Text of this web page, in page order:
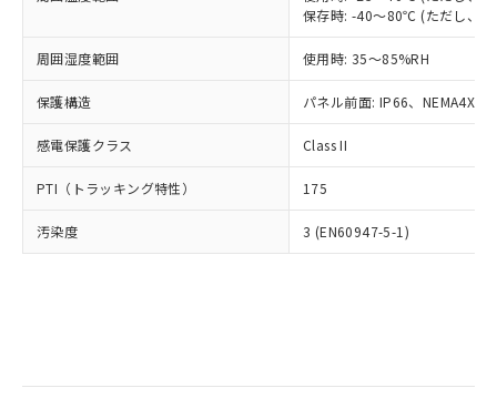
保存時: -40～80℃ (ただし、氷
周囲湿度範囲 使用時: 35～85%RH
保護構造 パネル前面: IP66、NEMA4X,
感電保護クラス Class II
PTI（トラッキング特性） 175
汚染度 3 (EN60947-5-1)
様のお取引先、またはお客様担当のオ
ムロン制御機器販売店・当社販売員に
オムロン制御機器販売店や当社販売拠
販売ネットワーク
」をご確認
在庫状況および標準価格結果を当社の
事前の承諾なく第三者に漏洩または開
示しないようお願いします。
マイパーツ機能（部品リスト作成サー
ビス）をご利用いただくには、I-Web
品・サービスに関するお客様との取
（DBP） 1000ppm以下、フタル酸ジイソブチル
但し、RoHS指令で産業用監視および制御機器に対する
適用除外項目は除く。
フタル酸エステル類の４物質については閾値を超える意
図的な使用がないことを確認しています。
部品在庫の切り替え状況などにより、予定
月が前後することがあります。
イソブチル) : 1000ppm、 BBP(フタル酸ブチルベンジ
DEHP(フタル酸ビス(2-エチルヘキシル)) : 1000ppm
「ｅ」：有害物質（10物質）のすべてが基
準値以下であることを示します。
「10」：通常の使用状況下において有害物
質が外部に漏えいし、環境に深刻な影響を
及ぼさない年数を意味します。
全に破砕するなど、違法に輸出されな
いよう必要な手段を講じます。
当社は貴社製品を、核兵器、ミサイ
ル、化学兵器、生物兵器またはその他
武器並びにこれらの製造装置等に一切
当社は、貴社製品を第三者に販売する
場合は、上記1、2および3の内容を当
該第三者に通知します。また当社は、
販売先および販売に係わる関係者が違
法に輸出するおそれがある場合は、取
り引きをいたしません。
一定数には満たないが在庫あり
在庫なし(最新の在庫状況につ
いては、お客様のお取引先、ま
たはお客様担当のオムロン制御
機器販売店・当社販売員にご確
受注生産機種、また在庫状況の
情報を公開していない機種